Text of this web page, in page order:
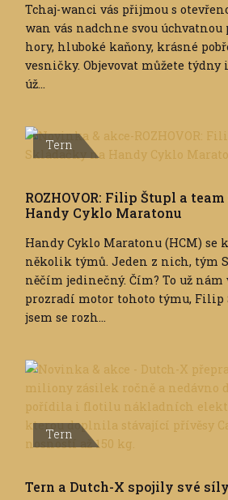
Tchaj-wanci vás přijmou s
wan vás nadchne svou úchvatnou
hory, hluboké kaňony, krásné
vesničky. Objevovat můžete týdny
úž...
Tern
ROZHOVOR: Filip Štupl a
Handy Cyklo Maratonu
Handy Cyklo Maratonu (HCM) se
několik týmů. Jeden z nich, tým
něčím jedinečný. Čím? To už nám
prozradí motor tohoto týmu, Filip
jsem se rozh...
Tern
Tern a Dutch-X spojily své